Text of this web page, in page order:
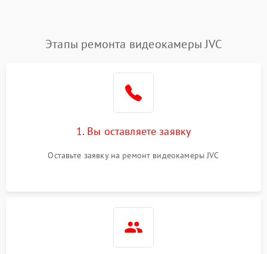
Этапы ремонта видеокамеры JVC
1. Вы оставляете заявку
Оставьте заявку на ремонт видеокамеры JVC